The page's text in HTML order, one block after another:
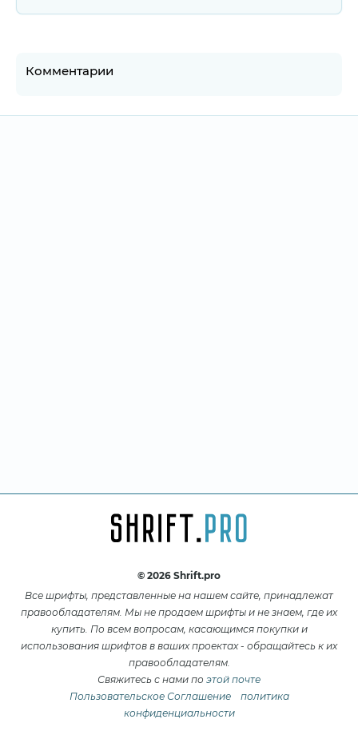
Комментарии
© 2026 Shrift.pro
Все шрифты, представленные на нашем сайте, принадлежат
правообладателям. Мы не продаем шрифты и не знаем, где их
купить. По всем вопросам, касающимся покупки и
использования шрифтов в ваших проектах - обращайтесь к их
правообладателям.
Свяжитесь с нами по этой почте
Пользовательское Соглашение
политика
конфиденциальности